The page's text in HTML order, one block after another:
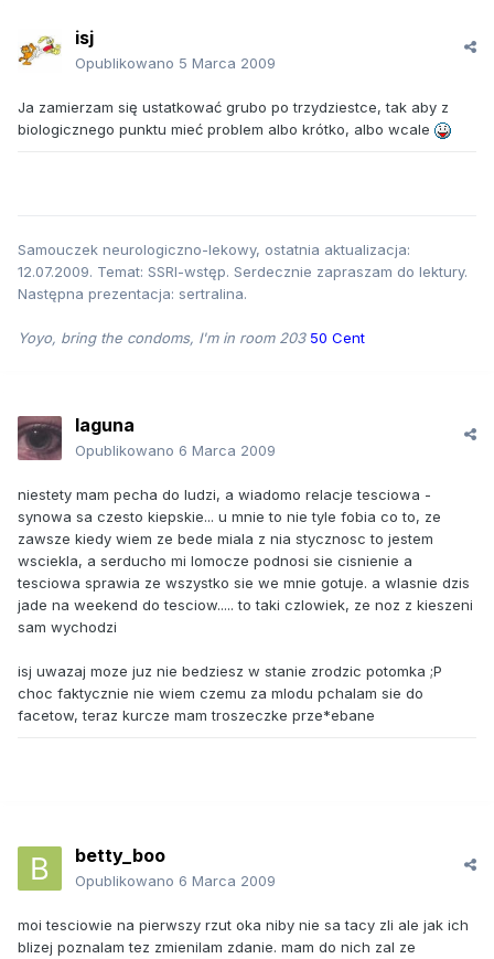
isj
Opublikowano 5 Marca 2009
Ja zamierzam się ustatkować grubo po trzydziestce, tak aby z
biologicznego punktu mieć problem albo krótko, albo wcale
Samouczek neurologiczno-lekowy, ostatnia aktualizacja:
12.07.2009. Temat: SSRI-wstęp. Serdecznie zapraszam do lektury.
Następna prezentacja: sertralina.
Yoyo, bring the condoms, I'm in room 203 50 Cent
laguna
Opublikowano 6 Marca 2009
niestety mam pecha do ludzi, a wiadomo relacje tesciowa -
synowa sa czesto kiepskie... u mnie to nie tyle fobia co to, ze
zawsze kiedy wiem ze bede miala z nia stycznosc to jestem
wsciekla, a serducho mi lomocze podnosi sie cisnienie a
tesciowa sprawia ze wszystko sie we mnie gotuje. a wlasnie dzis
jade na weekend do tesciow..... to taki czlowiek, ze noz z kieszeni
sam wychodzi
isj uwazaj moze juz nie bedziesz w stanie zrodzic potomka ;P
choc faktycznie nie wiem czemu za mlodu pchalam sie do
facetow, teraz kurcze mam troszeczke prze*ebane
betty_boo
Opublikowano 6 Marca 2009
moi tesciowie na pierwszy rzut oka niby nie sa tacy zli ale jak ich
blizej poznalam tez zmienilam zdanie. mam do nich zal ze